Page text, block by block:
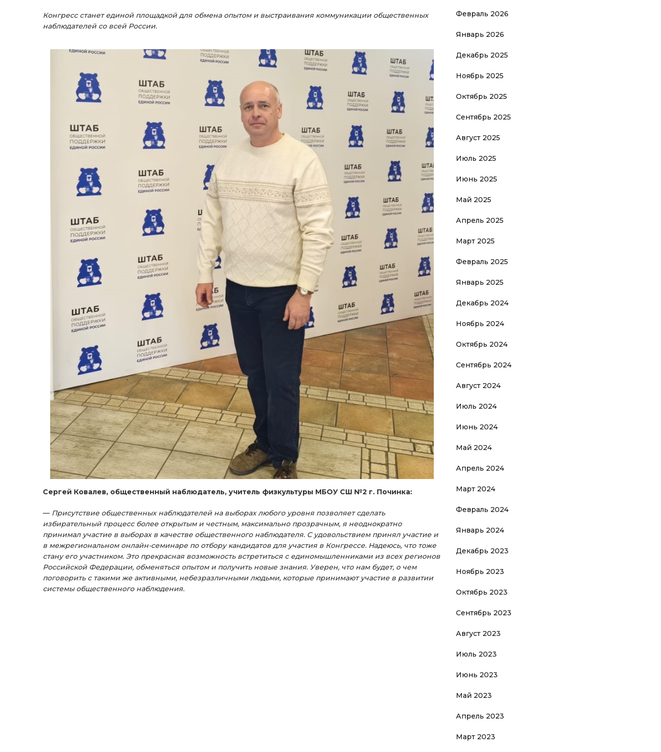
Конгресс станет единой площадкой для обмена опытом и выстраивания коммуникации общественных
наблюдателей со всей России.
Сергей Ковалев, общественный наблюдатель, учитель физкультуры МБОУ СШ №2 г. Починка:
— Присутствие общественных наблюдателей на выборах любого уровня позволяет сделать
избирательный процесс более открытым и честным, максимально прозрачным, я неоднократно
принимал участие в выборах в качестве общественного наблюдателя. С удовольствием принял участие и
в межрегиональном онлайн-семинаре по отбору кандидатов для участия в Конгрессе. Надеюсь, что тоже
стану его участником. Это прекрасная возможность встретиться с единомышленниками из всех регионов
Российской Федерации, обменяться опытом и получить новые знания. Уверен, что нам будет, о чем
поговорить с такими же активными, небезразличными людьми, которые принимают участие в развитии
системы общественного наблюдения.
Февраль 2026
Январь 2026
Декабрь 2025
Ноябрь 2025
Октябрь 2025
Сентябрь 2025
Август 2025
Июль 2025
Июнь 2025
Май 2025
Апрель 2025
Март 2025
Февраль 2025
Январь 2025
Декабрь 2024
Ноябрь 2024
Октябрь 2024
Сентябрь 2024
Август 2024
Июль 2024
Июнь 2024
Май 2024
Апрель 2024
Март 2024
Февраль 2024
Январь 2024
Декабрь 2023
Ноябрь 2023
Октябрь 2023
Сентябрь 2023
Август 2023
Июль 2023
Июнь 2023
Май 2023
Апрель 2023
Март 2023